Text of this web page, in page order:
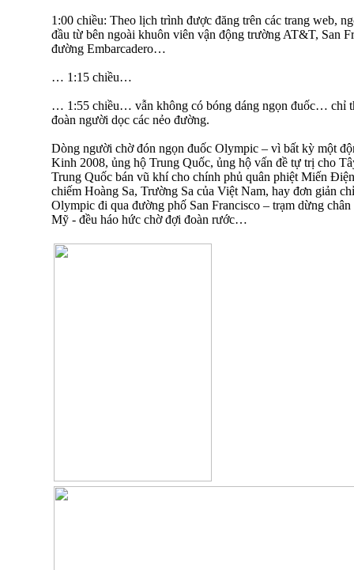
1:00 chiều: Theo lịch trình được đăng trên các trang web,
đầu từ bên ngoài khuôn viên vận động trường AT&T, San
đường Embarcadero…
… 1:15 chiều…
… 1:55 chiều… vẫn không có bóng dáng ngọn đuốc… chỉ
đoàn người dọc các nẻo đường.
Dòng người chờ đón ngọn đuốc Olympic – vì bất kỳ một
Kinh 2008, ủng hộ Trung Quốc, ủng hộ vấn đề tự trị cho
Trung Quốc bán vũ khí cho chính phủ quân phiệt Miến
chiếm Hoàng Sa, Trường Sa của Việt Nam, hay đơn giản
Olympic đi qua đường phố San Francisco – trạm dừng
Mỹ - đều háo hức chờ đợi đoàn rước…